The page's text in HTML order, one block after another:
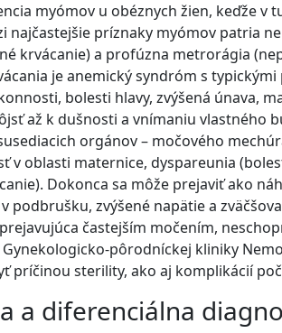
myómov u obéznych žien, keďže v
najčastejšie príznaky myómov patria
krvácanie) a profúzna metrorágia
je anemický syndróm s
bolesti hlavy, zvýšená únava,
až k dušnosti a vnímaniu vlastného
orgánov – močového
v oblasti maternice, dyspareunia
Dokonca sa môže prejaviť ako
podbrušku, zvýšené napätie a
častejším močením,
pôrodníckej kliniky
príčinou sterility, ako aj komplikácií
a diferenciálna